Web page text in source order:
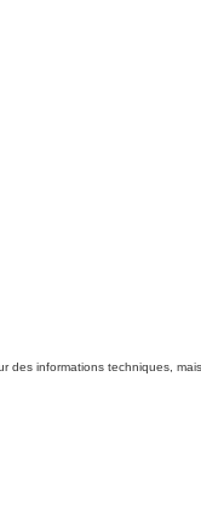
des informations techniques,